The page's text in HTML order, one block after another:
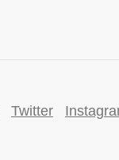
Twitter